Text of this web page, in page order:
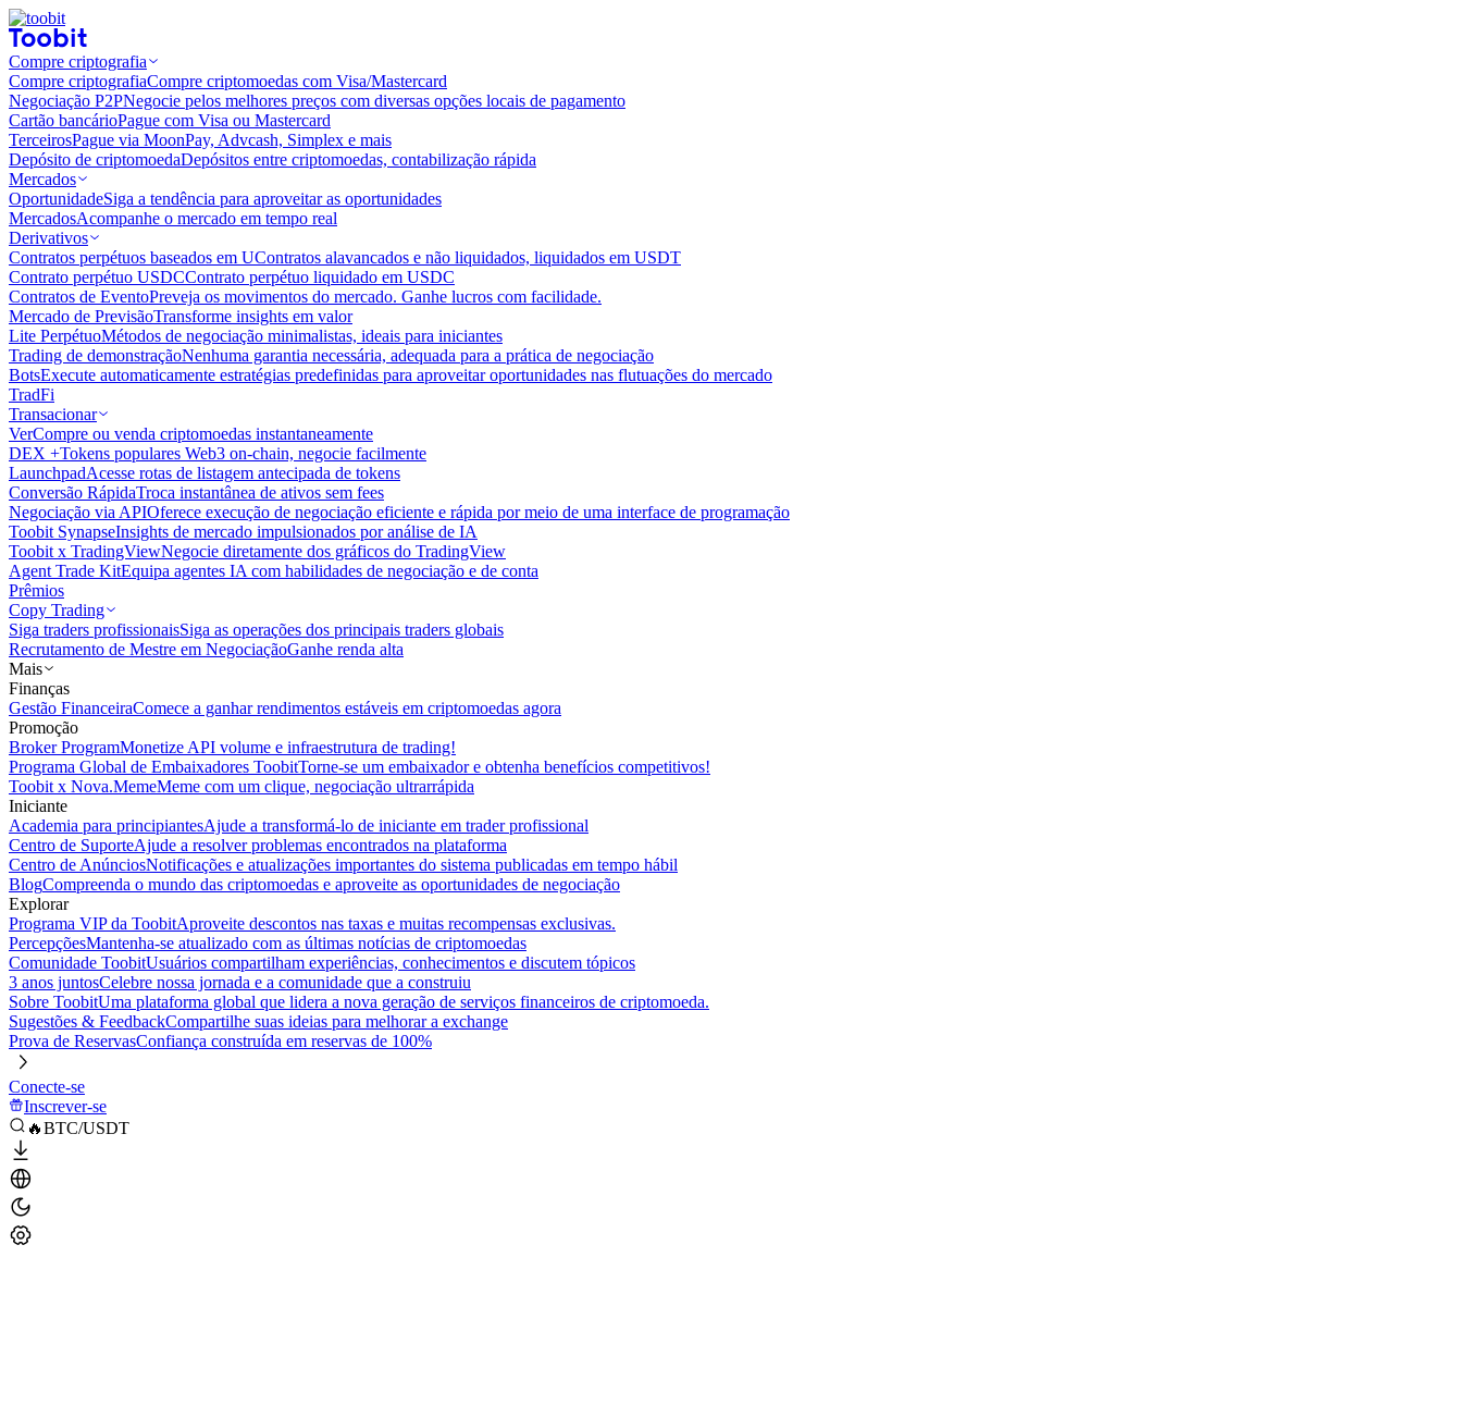
Compre criptografia
Compre criptografiaCompre criptomoedas com Visa/Mastercard
Negociação P2PNegocie pelos melhores preços com diversas opções locais de pagamento
Cartão bancárioPague com Visa ou Mastercard
TerceirosPague via MoonPay, Advcash, Simplex e mais
Depósito de criptomoedaDepósitos entre criptomoedas, contabilização rápida
Mercados
OportunidadeSiga a tendência para aproveitar as oportunidades
MercadosAcompanhe o mercado em tempo real
Derivativos
Contratos perpétuos baseados em UContratos alavancados e não liquidados, liquidados em USDT
Contrato perpétuo USDCContrato perpétuo liquidado em USDC
Contratos de EventoPreveja os movimentos do mercado. Ganhe lucros com facilidade.
Mercado de PrevisãoTransforme insights em valor
Lite PerpétuoMétodos de negociação minimalistas, ideais para iniciantes
Trading de demonstraçãoNenhuma garantia necessária, adequada para a prática de negociação
BotsExecute automaticamente estratégias predefinidas para aproveitar oportunidades nas flutuações do mercado
TradFi
Transacionar
VerCompre ou venda criptomoedas instantaneamente
DEX +Tokens populares Web3 on-chain, negocie facilmente
LaunchpadAcesse rotas de listagem antecipada de tokens
Conversão RápidaTroca instantânea de ativos sem fees
Negociação via APIOferece execução de negociação eficiente e rápida por meio de uma interface de programação
Toobit SynapseInsights de mercado impulsionados por análise de IA
Toobit x TradingViewNegocie diretamente dos gráficos do TradingView
Agent Trade KitEquipa agentes IA com habilidades de negociação e de conta
Prêmios
Copy Trading
Siga traders profissionaisSiga as operações dos principais traders globais
Recrutamento de Mestre em NegociaçãoGanhe renda alta
Mais
Finanças
Gestão FinanceiraComece a ganhar rendimentos estáveis em criptomoedas agora
Promoção
Broker ProgramMonetize API volume e infraestrutura de trading!
Programa Global de Embaixadores ToobitTorne-se um embaixador e obtenha benefícios competitivos!
Toobit x Nova.MemeMeme com um clique, negociação ultrarrápida
Iniciante
Academia para principiantesAjude a transformá-lo de iniciante em trader profissional
Centro de SuporteAjude a resolver problemas encontrados na plataforma
Centro de AnúnciosNotificações e atualizações importantes do sistema publicadas em tempo hábil
BlogCompreenda o mundo das criptomoedas e aproveite as oportunidades de negociação
Explorar
Programa VIP da ToobitAproveite descontos nas taxas e muitas recompensas exclusivas.
PercepçõesMantenha-se atualizado com as últimas notícias de criptomoedas
Comunidade ToobitUsuários compartilham experiências, conhecimentos e discutem tópicos
3 anos juntosCelebre nossa jornada e a comunidade que a construiu
Sobre ToobitUma plataforma global que lidera a nova geração de serviços financeiros de criptomoeda.
Sugestões & FeedbackCompartilhe suas ideias para melhorar a exchange
Prova de ReservasConfiança construída em reservas de 100%
Conecte-se
Inscrever-se
🔥BTC/USDT